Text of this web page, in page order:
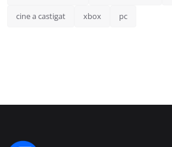
cine a castigat xbox pc